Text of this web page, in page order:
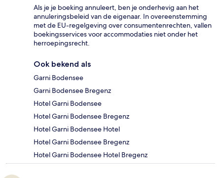
Als je je boeking annuleert, ben je onderhevig aan het
annuleringsbeleid van de eigenaar. In overeenstemming
met de EU-regelgeving over consumentenrechten, vallen
boekingsservices voor accommodaties niet onder het
herroepingsrecht.
Ook bekend als
Garni Bodensee
Garni Bodensee Bregenz
Hotel Garni Bodensee
Hotel Garni Bodensee Bregenz
Hotel Garni Bodensee Hotel
Hotel Garni Bodensee Bregenz
Hotel Garni Bodensee Hotel Bregenz